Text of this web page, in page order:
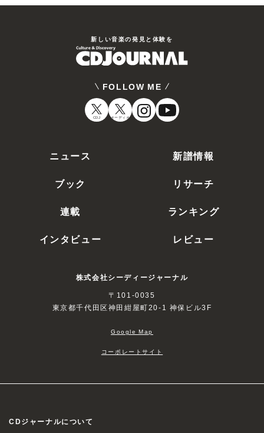
新しい⾳楽の発⾒と体験を
FOLLOW ME
CDJ オーディオ
ニュース
新譜情報
ブック
リサーチ
連載
ランキング
インタビュー
レビュー
株式会社シーディージャーナル
〒101-0035
東京都千代田区神田紺屋町20-1 神保ビル3F
Google Map
コーポレートサイト
CDジャーナルについて